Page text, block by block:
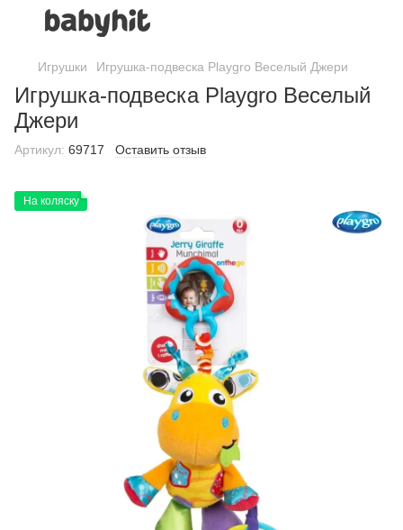
Игрушки Игрушка-подвеска Playgro Веселый Джери
Игрушка-подвеска Playgro Веселый
Джери
Артикул: 69717 Оставить отзыв
На коляску